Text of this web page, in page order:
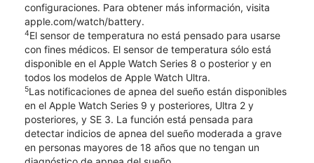
configuraciones. Para obtener más información, visita
apple.com/watch/battery.
4El sensor de temperatura no está pensado para usarse
con fines médicos. El sensor de temperatura sólo está
disponible en el Apple Watch Series 8 o posterior y en
todos los modelos de Apple Watch Ultra.
5Las notificaciones de apnea del sueño están disponibles
en el Apple Watch Series 9 y posteriores, Ultra 2 y
posteriores, y SE 3. La función está pensada para
detectar indicios de apnea del sueño moderada a grave
en personas mayores de 18 años que no tengan un